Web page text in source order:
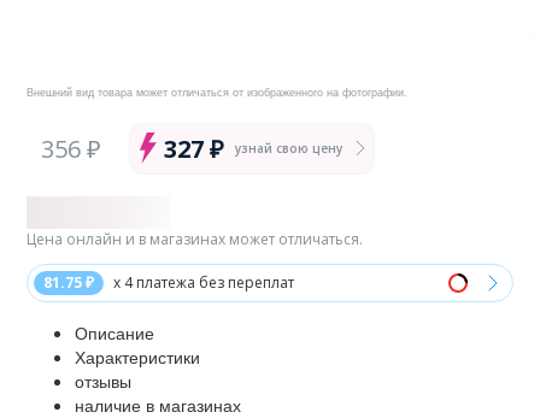
Внешний вид товара может отличаться от изображенного на фотографии.
356 ₽ 327 ₽ узнай свою цену
81.75 ₽ x 4 платежа без переплат
Цена онлайн и в магазинах может отличаться.
Описание
Характеристики
отзывы
наличие в магазинах